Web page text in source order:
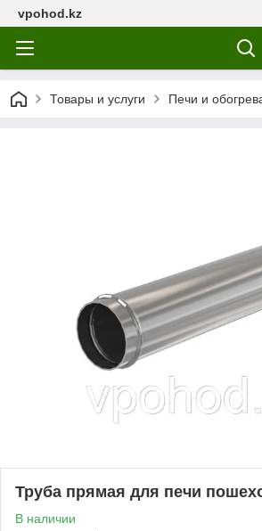
vpohod.kz
Товары и услуги Печи и
Труба прямая для печи
В наличии